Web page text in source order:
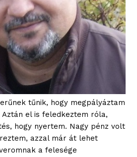
tűnik, hogy megpályáztam
el is feledkeztem róla,
hogy nyertem. Nagy pénz volt
azzal már át lehet
a felesége